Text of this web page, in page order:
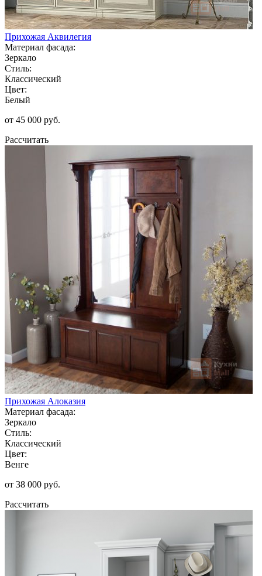
Прихожая Аквилегия
Материал фасада:
Зеркало
Стиль:
Классический
Цвет:
Белый
от 45 000 руб.
Рассчитать
Прихожая Алоказия
Материал фасада:
Зеркало
Стиль:
Классический
Цвет:
Венге
от 38 000 руб.
Рассчитать